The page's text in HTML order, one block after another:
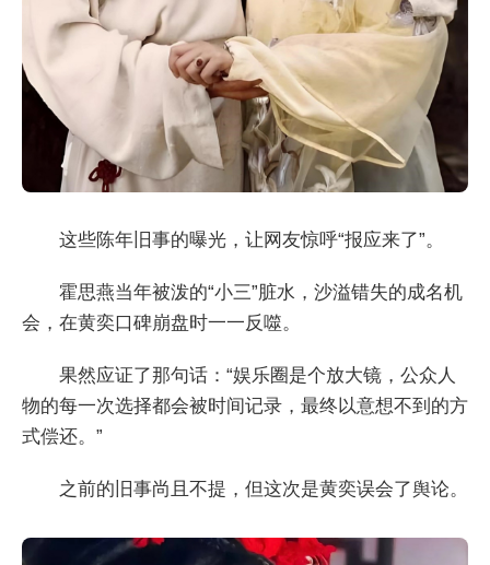
这些陈年旧事的曝光，让网友惊呼“报应来了”。
霍思燕当年被泼的“小三”脏水，沙溢错失的成名机
会，在黄奕口碑崩盘时一一反噬。
果然应证了那句话：“娱乐圈是个放大镜，公众人
物的每一次选择都会被时间记录，最终以意想不到的方
式偿还。”
之前的旧事尚且不提，但这次是黄奕误会了舆论。